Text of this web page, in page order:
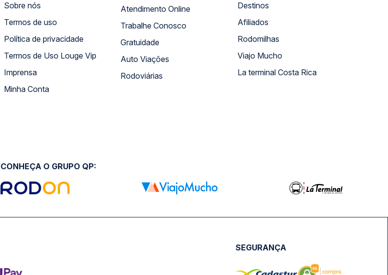
Sobre nós
Termos de uso
Política de privacidade
Termos de Uso Louge Vip
Imprensa
Minha Conta
Atendimento Online
Trabalhe Conosco
Gratuidade
Auto Viações
Rodoviárias
Destinos
Afiliados
Rodomilhas
Viajo Mucho
La terminal Costa Rica
CONHEÇA O GRUPO QP:
SEGURANÇA